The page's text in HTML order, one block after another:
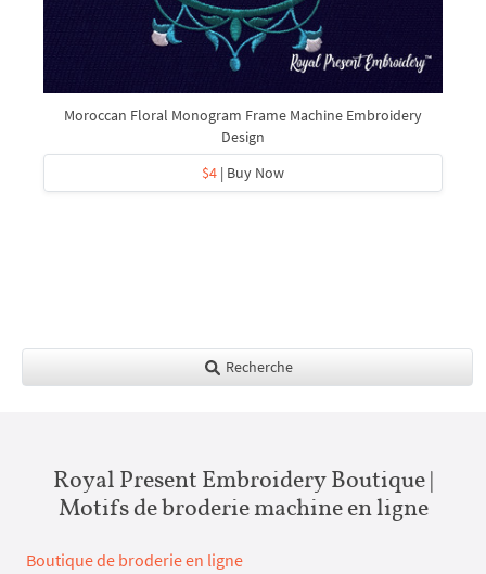
Moroccan Floral Monogram Frame Machine Embroidery
Design
$4 | Buy Now
Recherche
Royal Present Embroidery Boutique |
Motifs de broderie machine en ligne
Boutique de broderie en ligne